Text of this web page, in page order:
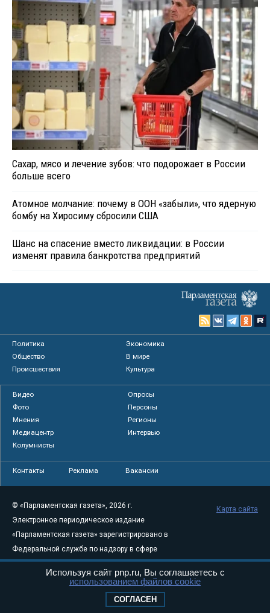
Сахар, мясо и лечение зубов: что подорожает в России
больше всего
Атомное молчание: почему в ООН «забыли», что ядерную
бомбу на Хиросиму сбросили США
Шанс на спасение вместо ликвидации: в России
изменят правила банкротства предприятий
Политика
Экономика
Общество
В мире
Происшествия
Культура
Видео
Опросы
Фото
Персоны
Мнения
Регионы
Медиацентр
Интервью
Колумнисты
Контакты Реклама Вакансии
© «Парламентская газета», 2026 г.
Электронное периодическое издание
«Парламентская газета» зарегистрировано в
Федеральной службе по надзору в сфере
связи, информационных технологий и
массовых коммуникаций (Роскомнадзор) 05
Свидетельство о регистрации Эл № ФС77-
Карта сайта
Используя сайт pnp.ru, Вы соглашаетесь с
использованием файлов cookie
СОГЛАСЕН